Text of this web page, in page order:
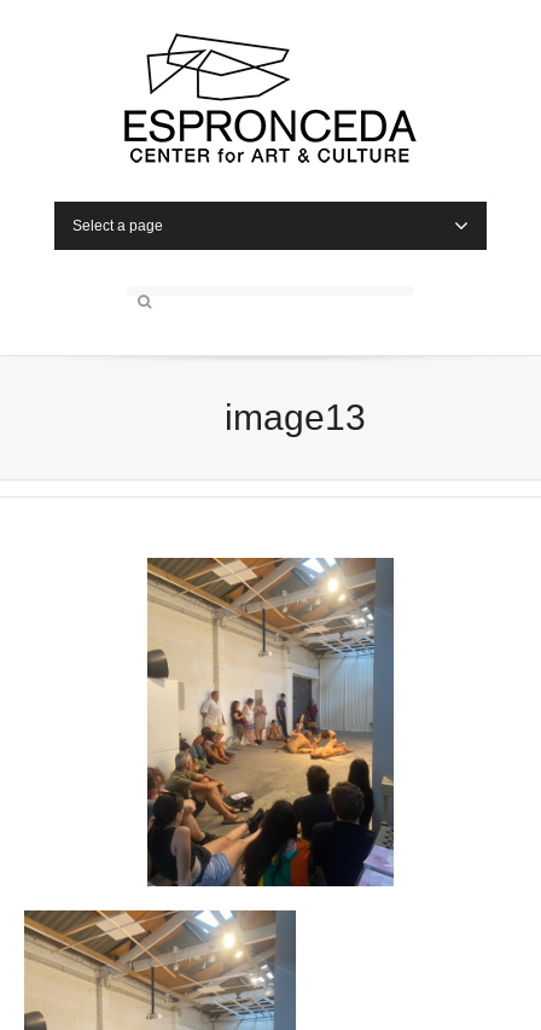
Select a page
image13